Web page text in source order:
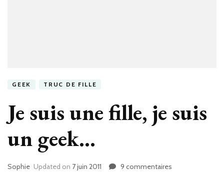
GEEK TRUC DE FILLE
Je suis une fille, je suis
un geek…
Sophie Updated on 7 juin 2011 9 commentaires